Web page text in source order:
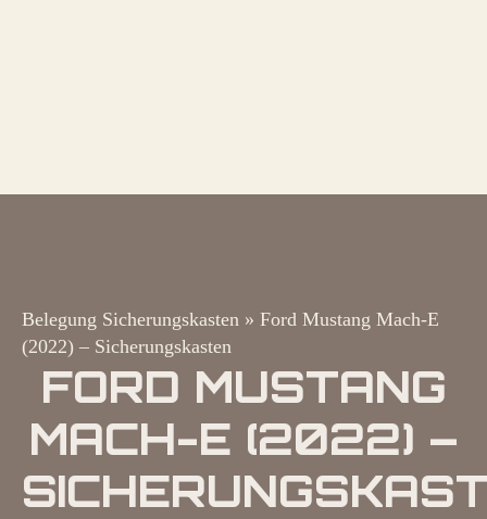
Belegung Sicherungskasten » Ford Mustang Mach-E
(2022) – Sicherungskasten
FORD MUSTANG
MACH-E (2022) –